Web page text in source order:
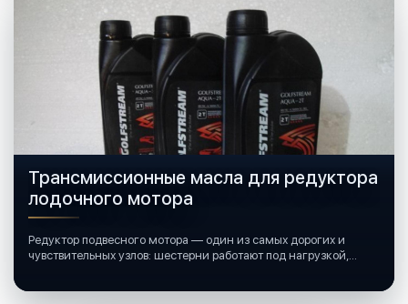
Трансмиссионные масла для редуктора
лодочного мотора
Редуктор подвесного мотора — один из самых дорогих и
чувствительных узлов: шестерни работают под нагрузкой,